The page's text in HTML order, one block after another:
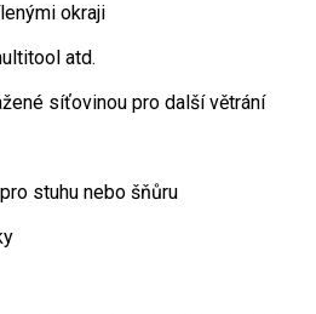
okraji
atd.
síťovinou pro další větrání
stuhu nebo šňůru